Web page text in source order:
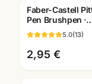
Faber-Castell
Pen Brushpen ·
pigmentiert
dokumentenecht
Farben
5.0(13)
2,95 €